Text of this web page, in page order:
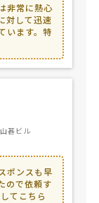
非常に熱心
対して迅速
います。特
甚ビル
ポンスも早
ので依頼す
てこちら